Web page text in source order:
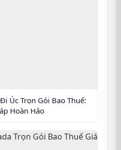
Úc Trọn Gói Bao Thuế:
Hoàn Hảo